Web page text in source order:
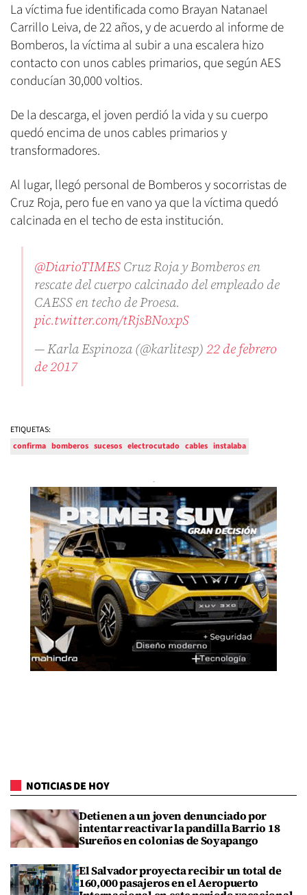
La víctima fue identificada como Brayan Natanael
Carrillo Leiva, de 22 años, y de acuerdo al informe de
Bomberos, la víctima al subir a una escalera hizo
contacto con unos cables primarios, que según AES
conducían 30,000 voltios.
De la descarga, el joven perdió la vida y su cuerpo
quedó encima de unos cables primarios y
transformadores.
Al lugar, llegó personal de Bomberos y socorristas de
Cruz Roja, pero fue en vano ya que la víctima quedó
calcinada en el techo de esta institución.
@DiarioTIMESCruz Roja y Bomberos en
rescate del cuerpo calcinado del empleado de
CAESS en techo de Proesa.
pic.twitter.com/tRjsBNoxpS
— Karla Espinoza (@karlitesp)22 de febrero
de 2017
ETIQUETAS:
confirma bomberos sucesos electrocutado cables instalaba
NOTICIAS DE HOY
Detienen a un joven denunciado por
intentar reactivar la pandilla Barrio 18
Sureños en colonias de Soyapango
El Salvador proyecta recibir un total de
160,000 pasajeros en el Aeropuerto